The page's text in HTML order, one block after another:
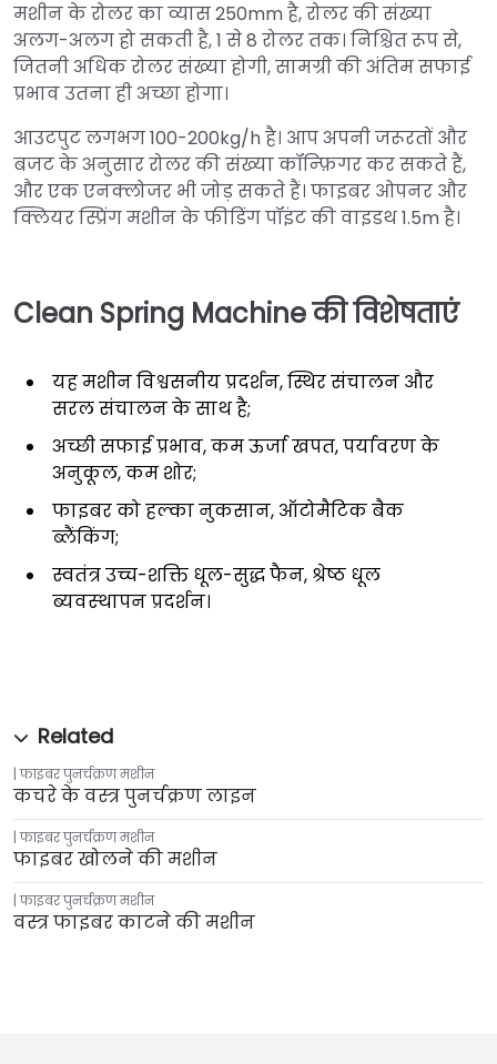
मशीन के रोलर का व्यास 250mm है, रोलर की संख्या
अलग-अलग हो सकती है, 1 से 8 रोलर तक। निश्चित रूप से,
जितनी अधिक रोलर संख्या होगी, सामग्री की अंतिम सफाई
प्रभाव उतना ही अच्छा होगा।
आउटपुट लगभग 100-200kg/h है। आप अपनी जरूरतों और
बजट के अनुसार रोलर की संख्या कॉन्फ़िगर कर सकते हैं,
और एक एनक्लोजर भी जोड़ सकते हैं। फाइबर ओपनर और
क्लियर स्प्रिंग मशीन के फीडिंग पॉइंट की वाइडथ 1.5m है।
Clean Spring Machine की विशेषताएं
यह मशीन विश्वसनीय प्रदर्शन, स्थिर संचालन और
सरल संचालन के साथ है;
अच्छी सफाई प्रभाव, कम ऊर्जा खपत, पर्यावरण के
अनुकूल, कम शोर;
फाइबर को हल्का नुकसान, ऑटोमैटिक बैक
ब्लैंकिंग;
स्वतंत्र उच्च-शक्ति धूल-सुद्ध फैन, श्रेष्ठ धूल
ब्यवस्‍थापन प्रदर्शन।
फाइबर पुनर्चक्रण मशीन
कचरे के वस्त्र पुनर्चक्रण लाइन
फाइबर पुनर्चक्रण मशीन
फाइबर खोलने की मशीन
फाइबर पुनर्चक्रण मशीन
वस्त्र फाइबर काटने की मशीन